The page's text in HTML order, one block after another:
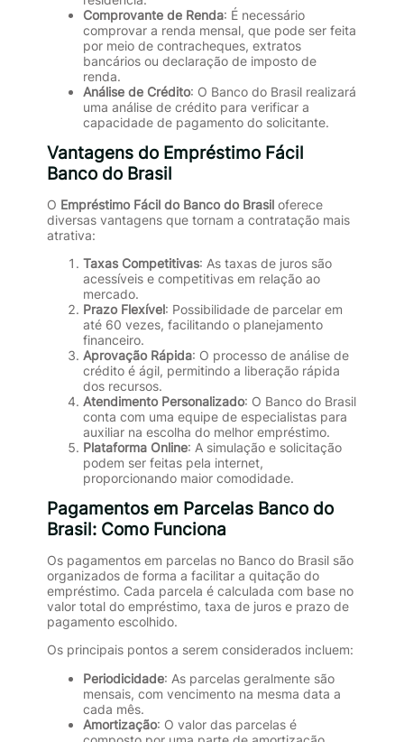
Comprovante de Renda: É necessário
comprovar a renda mensal, que pode ser feita
por meio de contracheques, extratos
bancários ou declaração de imposto de
renda.
Análise de Crédito: O Banco do Brasil realizará
uma análise de crédito para verificar a
capacidade de pagamento do solicitante.
Vantagens do Empréstimo Fácil
Banco do Brasil
O Empréstimo Fácil do Banco do Brasil oferece
diversas vantagens que tornam a contratação mais
atrativa:
Taxas Competitivas: As taxas de juros são
acessíveis e competitivas em relação ao
mercado.
Prazo Flexível: Possibilidade de parcelar em
até 60 vezes, facilitando o planejamento
financeiro.
Aprovação Rápida: O processo de análise de
crédito é ágil, permitindo a liberação rápida
dos recursos.
Atendimento Personalizado: O Banco do Brasil
conta com uma equipe de especialistas para
auxiliar na escolha do melhor empréstimo.
Plataforma Online: A simulação e solicitação
podem ser feitas pela internet,
proporcionando maior comodidade.
Pagamentos em Parcelas Banco do
Brasil: Como Funciona
Os pagamentos em parcelas no Banco do Brasil são
organizados de forma a facilitar a quitação do
empréstimo. Cada parcela é calculada com base no
valor total do empréstimo, taxa de juros e prazo de
pagamento escolhido.
Os principais pontos a serem considerados incluem:
Periodicidade: As parcelas geralmente são
mensais, com vencimento na mesma data a
cada mês.
Amortização: O valor das parcelas é